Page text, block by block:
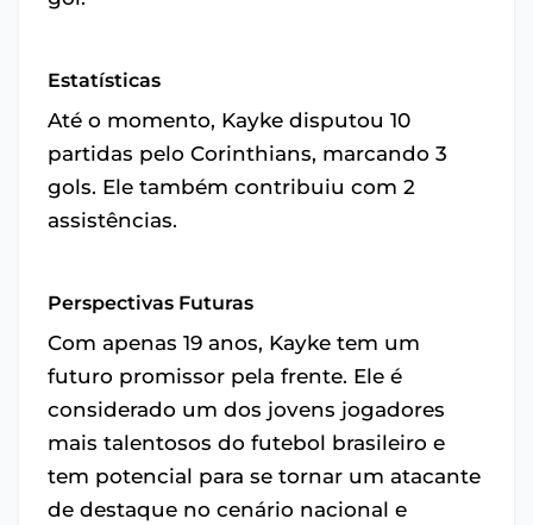
Estatísticas
Até o momento, Kayke disputou 10
partidas pelo Corinthians, marcando 3
gols. Ele também contribuiu com 2
assistências.
Perspectivas Futuras
Com apenas 19 anos, Kayke tem um
futuro promissor pela frente. Ele é
considerado um dos jovens jogadores
mais talentosos do futebol brasileiro e
tem potencial para se tornar um atacante
de destaque no cenário nacional e